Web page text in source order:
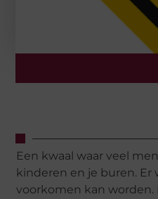
Een kwaal waar veel
kinderen en je buren.
voorkomen kan